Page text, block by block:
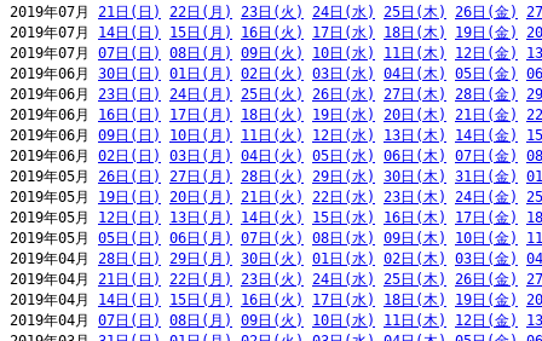
2019年07月 21日(日) 22日(月) 23日(火) 24日(水) 25日(木) 26日(金)
2019年07月 14日(日) 15日(月) 16日(火) 17日(水) 18日(木) 19日(金)
2019年07月 07日(日) 08日(月) 09日(火) 10日(水) 11日(木) 12日(金)
2019年06月 30日(日) 01日(月) 02日(火) 03日(水) 04日(木) 05日(金)
2019年06月 23日(日) 24日(月) 25日(火) 26日(水) 27日(木) 28日(金)
2019年06月 16日(日) 17日(月) 18日(火) 19日(水) 20日(木) 21日(金)
2019年06月 09日(日) 10日(月) 11日(火) 12日(水) 13日(木) 14日(金)
2019年06月 02日(日) 03日(月) 04日(火) 05日(水) 06日(木) 07日(金)
2019年05月 26日(日) 27日(月) 28日(火) 29日(水) 30日(木) 31日(金)
2019年05月 19日(日) 20日(月) 21日(火) 22日(水) 23日(木) 24日(金)
2019年05月 12日(日) 13日(月) 14日(火) 15日(水) 16日(木) 17日(金)
2019年05月 05日(日) 06日(月) 07日(火) 08日(水) 09日(木) 10日(金)
2019年04月 28日(日) 29日(月) 30日(火) 01日(水) 02日(木) 03日(金)
2019年04月 21日(日) 22日(月) 23日(火) 24日(水) 25日(木) 26日(金)
2019年04月 14日(日) 15日(月) 16日(火) 17日(水) 18日(木) 19日(金)
2019年04月 07日(日) 08日(月) 09日(火) 10日(水) 11日(木) 12日(金)